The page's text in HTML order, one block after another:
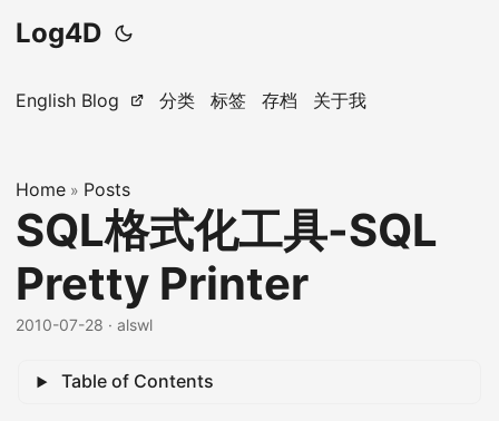
Log4D
English Blog 分类 标签 存档 关于我
Home » Posts
SQL格式化工具-SQL
Pretty Printer
2010-07-28 · alswl
Table of Contents